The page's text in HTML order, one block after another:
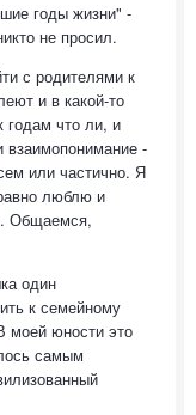
годы жизни" -
не просил.
с родителями к
и в какой-то
годам что ли, и
взаимопонимание -
или частично. Я
люблю и
Общаемся,
один
к семейному
моей юности это
самым